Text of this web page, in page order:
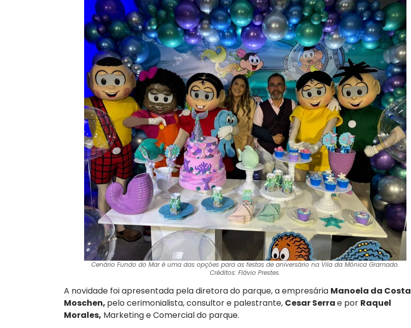
Cenário Fundo do Mar é uma das opções para as festas de aniversário na Vila da Mônica Gramado.
Créditos: Flávio Prestes.
A novidade foi apresentada pela diretora do parque, a empresária Manoela da Costa
Moschen, pelo cerimonialista, consultor e palestrante, Cesar Serrae por Raquel
Morales, Marketing e Comercial do parque.